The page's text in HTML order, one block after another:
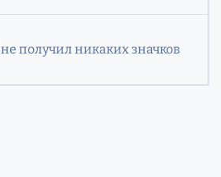
получил никаких значков